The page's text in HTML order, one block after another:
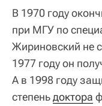
В 1970 году
при МГУ по
Жириновский не
1977 году он
А в 1998 году
степеньдоктора